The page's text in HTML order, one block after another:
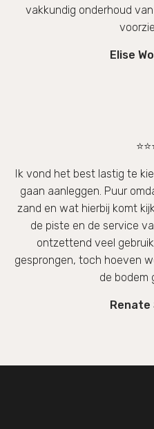
vakkundig onderhoud
Elise
Ik vond het best lastig te
gaan aanleggen. Puur
zand en wat hierbij komt
de piste en de service
ontzettend veel
gesprongen, toch hoeven
de bodem
Renate